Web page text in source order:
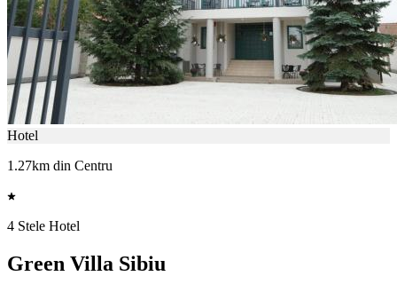
Hotel
1.27km din Centru
4 Stele Hotel
Green Villa Sibiu